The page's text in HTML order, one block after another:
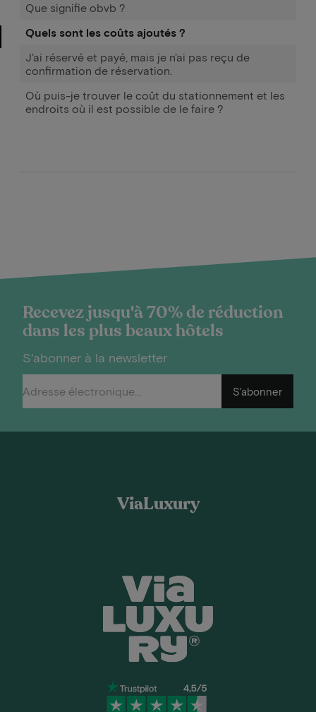
Que signifie obvb ?
Quels sont les coûts ajoutés ?
J'ai réservé et payé, mais je n'ai pas reçu de
confirmation de réservation.
Où puis-je trouver le coût du stationnement et les
endroits où il est possible de le faire ?
Recevez jusqu'à 70% de réduction
dans les plus beaux hôtels
S'abonner à la newsletter
S'abonner
ViaLuxury